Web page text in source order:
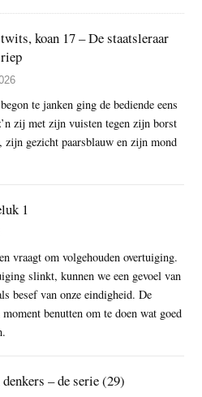
koan 17 – De staatsleraar
te janken ging de bediende eens
zij met zijn vuisten tegen zijn borst
zijn gezicht paarsblauw en zijn mond
1
vraagt om volgehouden overtuiging.
slinkt, kunnen we een gevoel van
besef van onze eindigheid. De
benutten om te doen wat goed
– de serie (29)